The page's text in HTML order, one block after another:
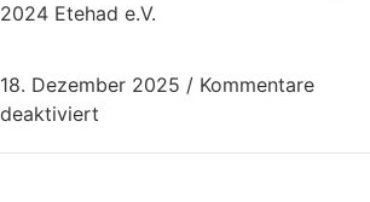
2024 Etehad e.V.
18. Dezember 2025 / Kommentare
deaktiviert